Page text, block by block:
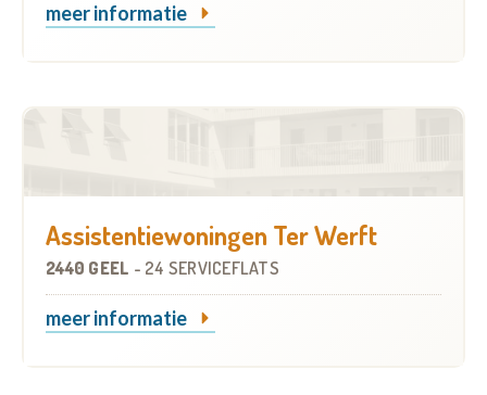
meer informatie
Assistentiewoningen Ter Werft
2440 GEEL - 24 SERVICEFLATS
meer informatie